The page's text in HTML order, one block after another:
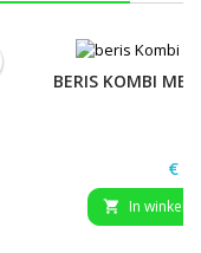
BERIS KOMBI
€
 In